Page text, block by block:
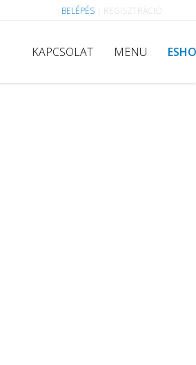
BELÉPÉS REGISZTRÁCIÓ
KAPCSOLAT MENU